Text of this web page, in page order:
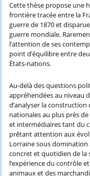
Cette thèse propose une
frontière tracée entre la
guerre de 1870 et
guerre mondiale.
l’attention de ses
point d’équilibre entre
États-nations.
Au-delà des questions
appréhendées au niveau
d’analyser la
nationales au plus près
et intermédiaires tant du
prêtant attention aux
Lorraine sous domination
concret et quotidien de la
l’expérience du contrôle
animaux et des